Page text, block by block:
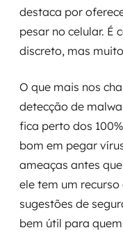
destaca por
pesar no celular. É
discreto, mas
O que mais nos
detecção de
fica perto dos
bom em pegar
ameaças antes
ele tem um
sugestões de
bem útil para